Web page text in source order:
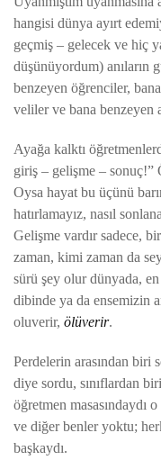
hangisi dünya ayırt
geçmiş – gelecek ve hiç
düşünüyordum) anıların
benzeyen öğrenciler,
veliler ve bana
Ayağa kalktı
giriş – gelişme –
Oysa hayat bu üçünü
hatırlamayız, nasıl
Gelişme vardır sadece,
zaman, kimi zaman da
sürü şey olur dünyada,
dibinde ya da ensemizin
oluverir, ölüverir.
Perdelerin arasından biri
diye sordu, sınıflardan
öğretmen masasındaydı
ve diğer benler yoktu;
başkaydı.